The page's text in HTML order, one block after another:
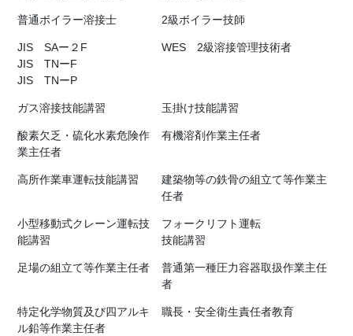
普通ボイラー溶接士 2級ボイラー技師
JIS SAー２F
JIS TNーF
JIS TNーP
WES 2級溶接管理技術者
ガス溶接技能講習 玉掛け技能講習
酸素欠乏・硫化水素危険作
業主任者
有機溶剤作業主任者
高所作業車運転技能講習
建築物等の鉄骨の組立て等作業主
任者
小型移動式クレーン運転技
能講習
フォークリフト運転
技能講習
足場の組立て等作業主任者
普通第一種圧力容器取扱作業主任
者
特定化学物質及び四アルキ
ル鉛等作業主任者
職長・安全衛生責任者教育